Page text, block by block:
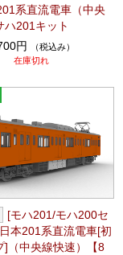
系直流電車（中央
ハ201キット
円
（税込み）
在庫切れ
[モハ201/モハ200セ
本201系直流電車[初
]（中央線快速）【8